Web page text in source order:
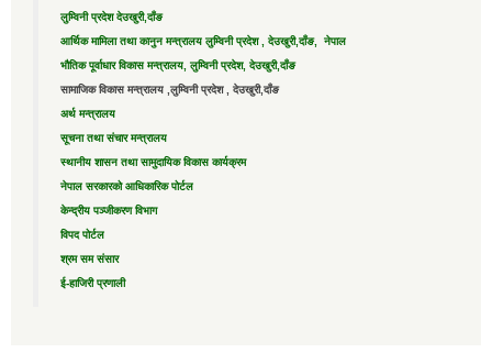
लुम्विनी प्रदेश देउखुरी,दाँङ
आर्थिक मामिला तथा कानुन मन्त्रालय लुम्विनी प्रदेश , देउखुरी,दाँङ, नेपाल
भौतिक पूर्वाधार विकास मन्त्रालय, लुम्विनी प्रदेश, देउखुरी,दाँङ
सामाजिक विकास मन्त्रालय ,लुम्विनी प्रदेश , देउखुरी,दाँङ
अर्थ मन्त्रालय
सूचना तथा संचार मन्त्रालय
स्थानीय शासन तथा सामुदायिक विकास कार्यक्रम
नेपाल सरकारको आधिकारिक पोर्टल
केन्द्रीय पञ्जीकरण विभाग
विपद पोर्टल
श्रम सम संसार
ई-हाजिरी प्रणाली